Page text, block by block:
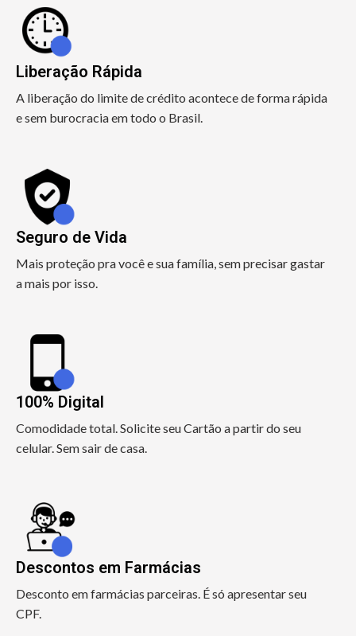
Liberação Rápida
A liberação do limite de crédito acontece de forma rápida
e sem burocracia em todo o Brasil.
Seguro de Vida
Mais proteção pra você e sua família, sem precisar gastar
a mais por isso.
100% Digital
Comodidade total. Solicite seu Cartão a partir do seu
celular. Sem sair de casa.
Descontos em Farmácias
Desconto em farmácias parceiras. É só apresentar seu
CPF.